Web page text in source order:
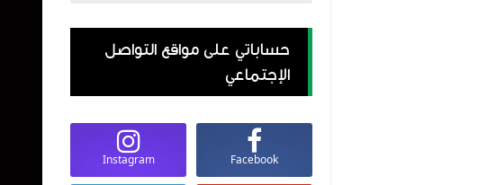
حساباتي على مواقع التواصل
الإجتماعي
Facebook
Instagram